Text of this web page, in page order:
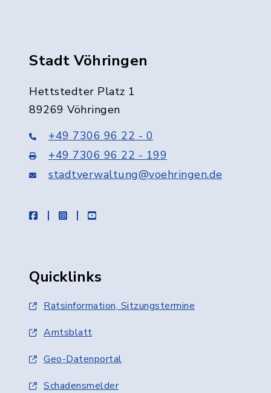
Stadt Vöhringen
Hettstedter Platz 1
89269 Vöhringen
+49 7306 96 22 - 0
+49 7306 96 22 - 199
stadtverwaltung@voehringen.de
facebookinstagramyoutube
Quicklinks
Ratsinformation, Sitzungstermine
Amtsblatt
Geo-Datenportal
Schadensmelder